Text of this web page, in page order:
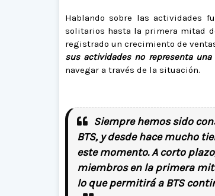
Hablando sobre las actividades
solitarios hasta la primera mitad
registrado un crecimiento de
sus actividades no representa
navegar a través de la situación.
Siempre hemos sido
BTS, y desde hace mucho
este momento. A corto
miembros en la primera
lo que permitirá a BTS